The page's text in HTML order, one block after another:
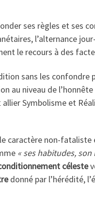
ses règles et ses
l’alternance
le recours à des
sans les
au niveau de
Symbolisme et
caractère non-
« ses habitudes,
céleste
donné par l’hérédité,